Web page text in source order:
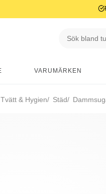
VARUMÄRKEN
& Hygien Städ